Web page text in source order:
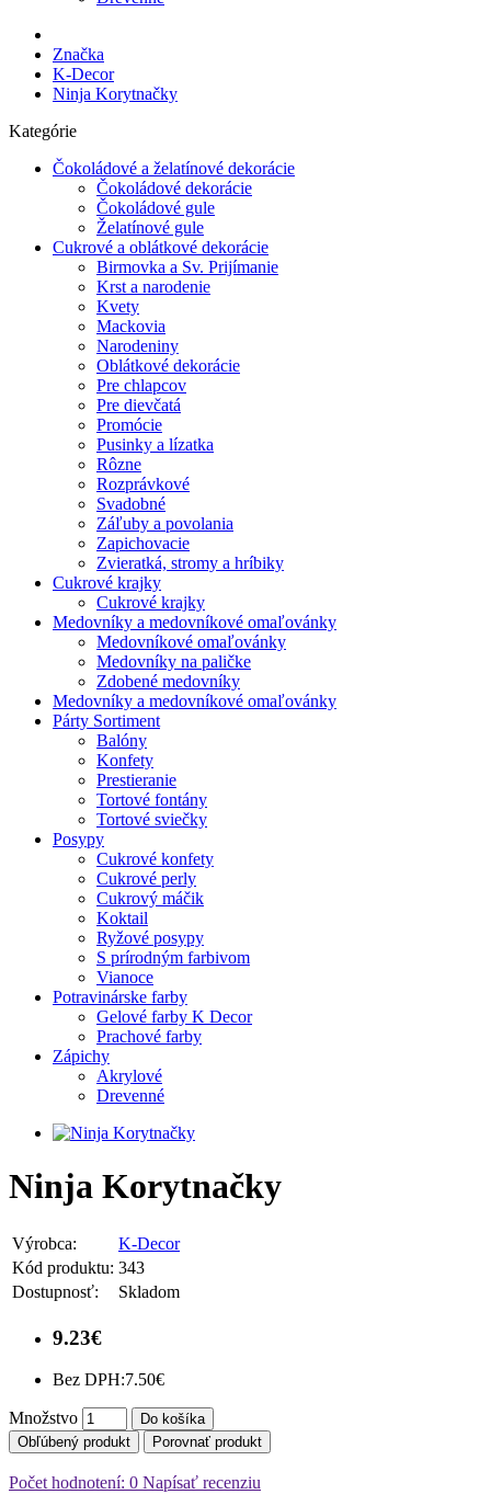
Značka
K-Decor
Ninja Korytnačky
Kategórie
Čokoládové a želatínové dekorácie
Čokoládové dekorácie
Čokoládové gule
Želatínové gule
Cukrové a oblátkové dekorácie
Birmovka a Sv. Prijímanie
Krst a narodenie
Kvety
Mackovia
Narodeniny
Oblátkové dekorácie
Pre chlapcov
Pre dievčatá
Promócie
Pusinky a lízatka
Rôzne
Rozprávkové
Svadobné
Záľuby a povolania
Zapichovacie
Zvieratká, stromy a hríbiky
Cukrové krajky
Cukrové krajky
Medovníky a medovníkové omaľovánky
Medovníkové omaľovánky
Medovníky na paličke
Zdobené medovníky
Medovníky a medovníkové omaľovánky
Párty Sortiment
Balóny
Konfety
Prestieranie
Tortové fontány
Tortové sviečky
Posypy
Cukrové konfety
Cukrové perly
Cukrový máčik
Koktail
Ryžové posypy
S prírodným farbivom
Vianoce
Potravinárske farby
Gelové farby K Decor
Prachové farby
Zápichy
Akrylové
Drevenné
Ninja Korytnačky
Výrobca:
K-Decor
Kód produktu: 343
Dostupnosť:
Skladom
9.23€
Bez DPH:7.50€
Množstvo
Do košíka
Obľúbený produkt
Porovnať produkt
Počet hodnotení: 0 Napísať recenziu